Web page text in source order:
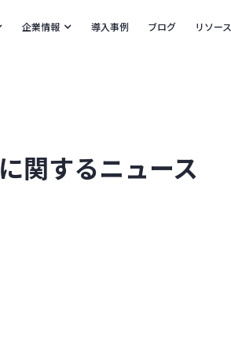
企業情報 導入事例 ブログ リソース
に関するニュース